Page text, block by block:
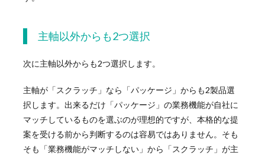
主軸以外からも2つ選択
次に主軸以外からも2つ選択します。
主軸が「スクラッチ」なら「パッケージ」からも2製品選
択します。出来るだけ「パッケージ」の業務機能が自社に
マッチしているものを選ぶのが理想的ですが、本格的な提
案を受ける前から判断するのは容易ではありません。そも
そも 「業務機能がマッチしない」から「スクラッチ」が主